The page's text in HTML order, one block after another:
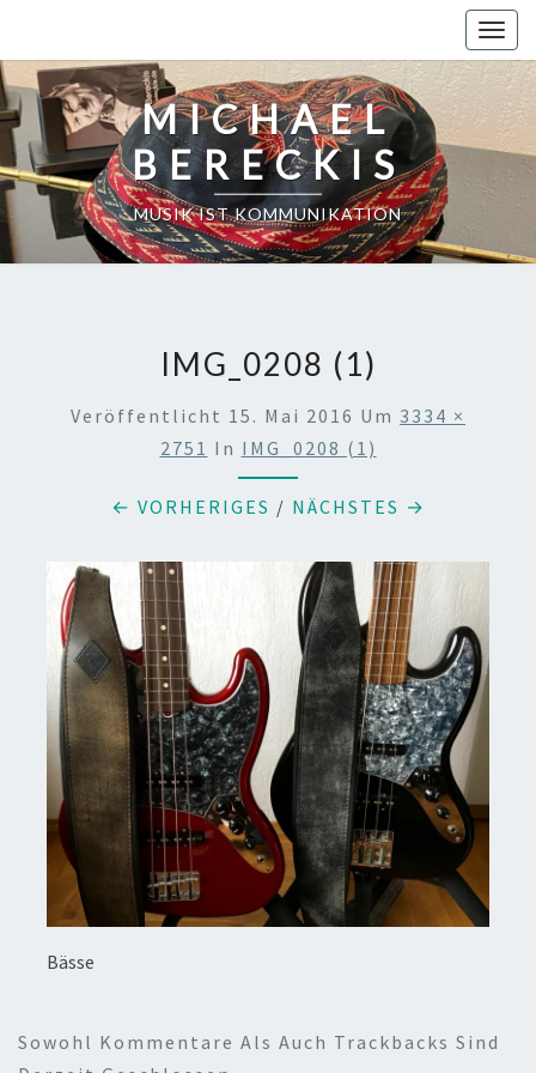
content
MICHAEL
BERECKIS
MUSIK IST KOMMUNIKATION
IMG_0208 (1)
Veröffentlicht 15. Mai 2016 Um 3334 ×
2751 In IMG_0208 (1)
← VORHERIGES / NÄCHSTES →
Bässe
Sowohl Kommentare Als Auch Trackbacks Sind